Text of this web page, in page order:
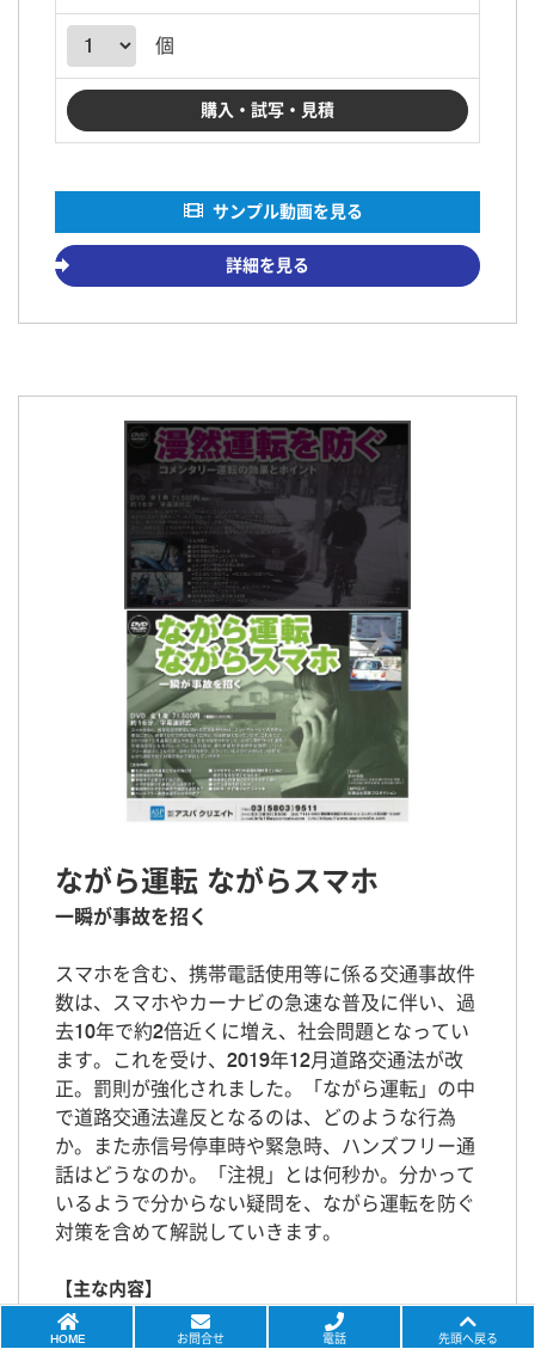
個
サンプル動画を見る
詳細を見る
ながら運転 ながらスマホ
一瞬が事故を招く
スマホを含む、携帯電話使用等に係る交通事故件
数は、スマホやカーナビの急速な普及に伴い、過
去10年で約2倍近くに増え、社会問題となってい
ます。これを受け、2019年12月道路交通法が改
正。罰則が強化されました。「ながら運転」の中
で道路交通法違反となるのは、どのような行為
か。また赤信号停車時や緊急時、ハンズフリー通
話はどうなのか。「注視」とは何秒か。分かって
いるようで分からない疑問を、ながら運転を防ぐ
対策を含めて解説していきます。
【主な内容】
「ながら運転」の違反となる行為とは
HOME お問合せ 電話 先頭へ戻る